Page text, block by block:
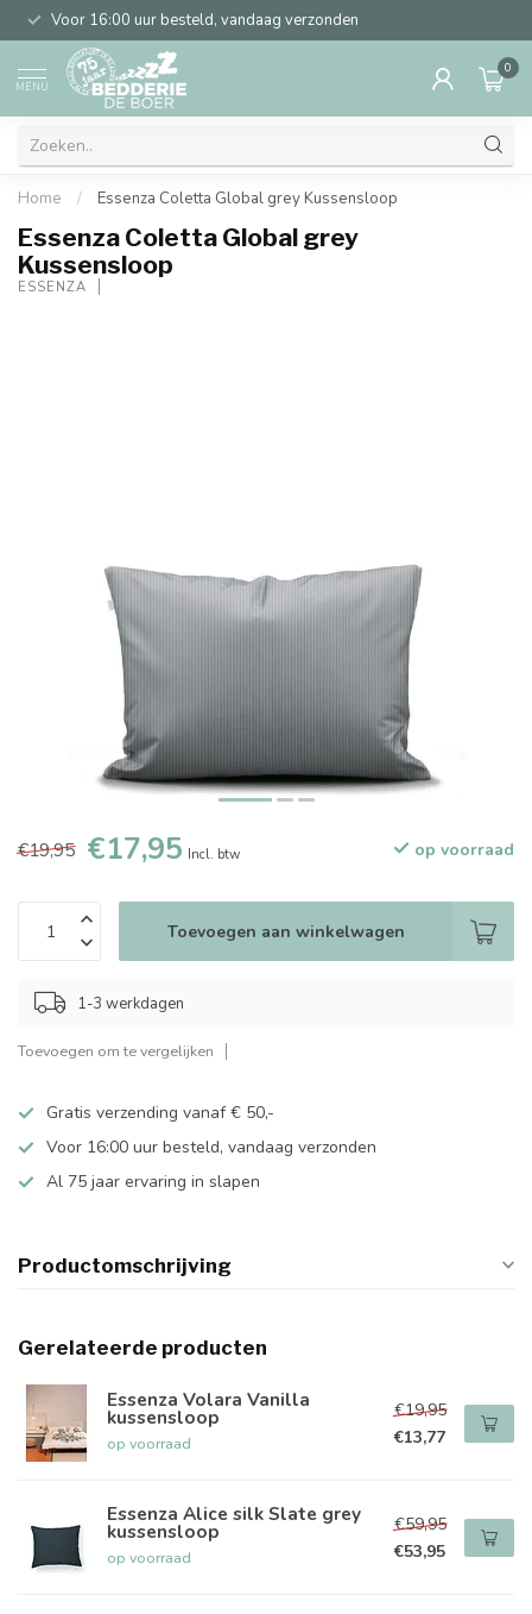
Voor 16:00 uur besteld, vandaag verzonden
MENU
0
Home / Essenza Coletta Global grey Kussensloop
Essenza Coletta Global grey
Kussensloop
ESSENZA
€19,95 €17,95 Incl. btw op voorraad
Toevoegen aan winkelwagen
1-3 werkdagen
Toevoegen om te vergelijken
Gratis verzending vanaf € 50,-
Voor 16:00 uur besteld, vandaag verzonden
Al 75 jaar ervaring in slapen
Productomschrijving
Gerelateerde producten
Essenza Volara Vanilla
kussensloop
op voorraad
€19,95
€13,77
Essenza Alice silk Slate grey
kussensloop
op voorraad
€59,95
€53,95